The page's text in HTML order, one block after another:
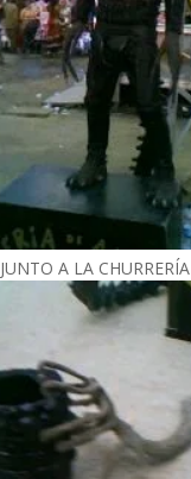
JUNTO A LA CHURRERÍA